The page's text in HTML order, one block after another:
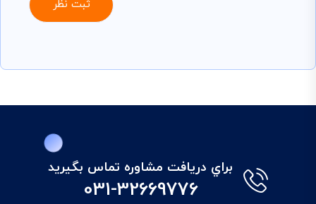
براي دريافت مشاوره تماس بگيريد
031-32669776